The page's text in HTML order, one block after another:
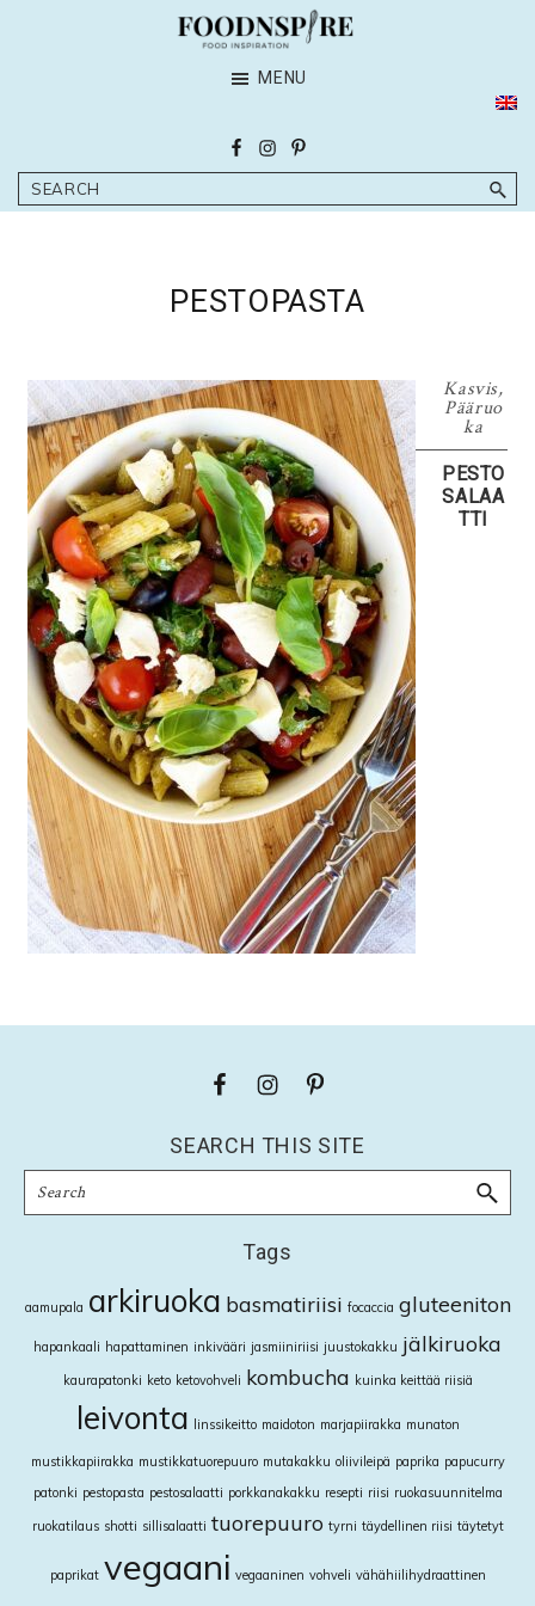
MENU
Search
PESTOPASTA
Kasvis,
Pääruo
ka
PESTO
SALAA
TTI
SEARCH THIS SITE
Search
Tags
aamupala arkiruoka basmatiriisi focaccia gluteeniton
hapankaali hapattaminen inkivääri jasmiiniriisi juustokakku jälkiruoka
kaurapatonki keto ketovohveli kombucha kuinka keittää riisiä
leivonta linssikeitto maidoton marjapiirakka munaton
mustikkapiirakka mustikkatuorepuuro mutakakku oliivileipä paprika papucurry
patonki pestopasta pestosalaatti porkkanakakku resepti riisi ruokasuunnitelma
ruokatilaus shotti sillisalaatti tuorepuuro tyrni täydellinen riisi täytetyt
paprikat vegaani vegaaninen vohveli vähähiilihydraattinen